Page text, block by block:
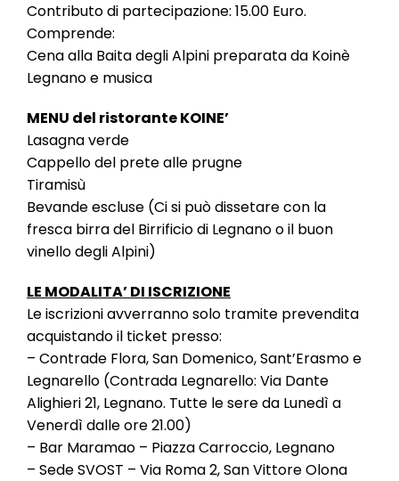
Contributo di partecipazione: 15.00 Euro.
Comprende:
Cena alla Baita degli Alpini preparata da Koinè
Legnano e musica
MENU del ristorante KOINE’
Lasagna verde
Cappello del prete alle prugne
Tiramisù
Bevande escluse (Ci si può dissetare con la
fresca birra del Birrificio di Legnano o il buon
vinello degli Alpini)
LE MODALITA’ DI ISCRIZIONE
Le iscrizioni avverranno solo tramite prevendita
acquistando il ticket presso:
– Contrade Flora, San Domenico, Sant’Erasmo e
Legnarello (Contrada Legnarello: Via Dante
Alighieri 21, Legnano. Tutte le sere da Lunedì a
Venerdì dalle ore 21.00)
– Bar Maramao – Piazza Carroccio, Legnano
– Sede SVOST – Via Roma 2, San Vittore Olona